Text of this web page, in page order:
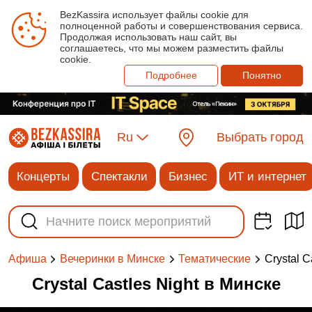
BezKassira использует файлы cookie для
полноценной работы и совершенствования сервиса.
Продолжая использовать наш сайт, вы
соглашаетесь, что мы можем разместить файлы
cookie.
Подробнее
Понятно
Ru Выбрать город
Концерты Спектакли Бизнес ИТ и интернет
Афиша Вечеринки в Минске Тематические Crystal
Crystal Castles Night в Минске